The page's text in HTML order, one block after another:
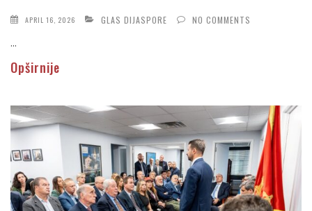
APRIL 16, 2026 GLAS DIJASPORE NO COMMENTS
...
Opširnije